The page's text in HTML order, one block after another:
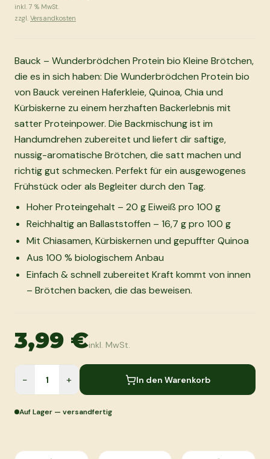
inkl. 7 % MwSt.
zzgl. Versandkosten
Bauck – Wunderbrödchen Protein bio Kleine Brötchen,
die es in sich haben: Die Wunderbrödchen Protein bio
von Bauck vereinen Haferkleie, Quinoa, Chia und
Kürbiskerne zu einem herzhaften Backerlebnis mit
satter Proteinpower. Die Backmischung ist im
Handumdrehen zubereitet und liefert dir saftige,
nussig-aromatische Brötchen, die satt machen und
richtig gut schmecken. Perfekt für ein ausgewogenes
Frühstück oder als Begleiter durch den Tag.
Hoher Proteingehalt – 20 g Eiweiß pro 100 g
Reichhaltig an Ballaststoffen – 16,7 g pro 100 g
Mit Chiasamen, Kürbiskernen und gepuffter Quinoa
Aus 100 % biologischem Anbau
Einfach & schnell zubereitet Kraft kommt von innen
– Brötchen backen, die das beweisen.
3,99 €inkl. MwSt.
− + In den Warenkorb
Auf Lager — versandfertig